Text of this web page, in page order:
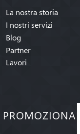
La nostra storia
I nostri servizi
Blog
Partner
Lavori